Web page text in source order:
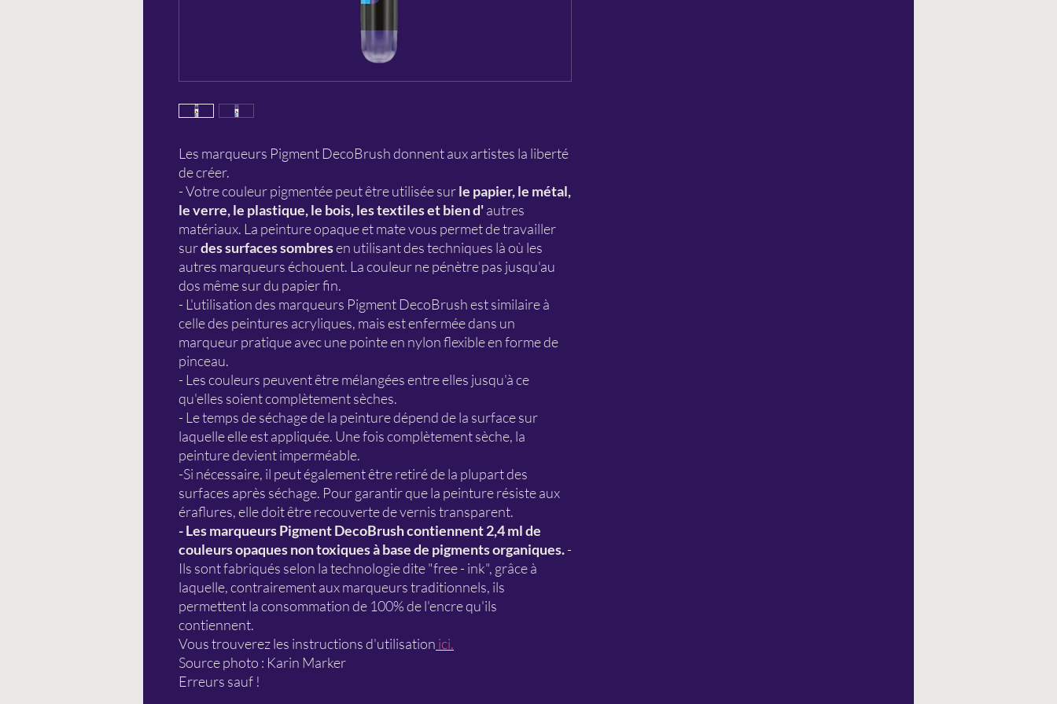
Les marqueurs Pigment DecoBrush donnent aux artistes la liberté
de créer.
- Votre couleur pigmentée peut être utilisée surle papier, le métal,
le verre, le plastique, le bois, les textiles et bien d' autres
matériaux. La peinture opaque et mate vous permet de travailler
surdes surfaces sombresen utilisant des techniques là où les
autres marqueurs échouent. La couleur ne pénètre pas jusqu'au
dos même sur du papier fin.
- L'utilisation des marqueurs Pigment DecoBrush est similaire à
celle des peintures acryliques, mais est enfermée dans un
marqueur pratique avec une pointe en nylon flexible en forme de
pinceau.
- Les couleurs peuvent être mélangées entre elles jusqu'à ce
qu'elles soient complètement sèches.
- Le temps de séchage de la peinture dépend de la surface sur
laquelle elle est appliquée. Une fois complètement sèche, la
peinture devient imperméable.
-Si nécessaire, il peut également être retiré de la plupart des
surfaces après séchage. Pour garantir que la peinture résiste aux
éraflures, elle doit être recouverte de vernis transparent.
- Les marqueurs Pigment DecoBrush contiennent 2,4 ml de
couleurs opaques non toxiques à base de pigments organiques.-
Ils sont fabriqués selon la technologie dite "free - ink", grâce à
laquelle, contrairement aux marqueurs traditionnels, ils
permettent la consommation de 100% de l'encre qu'ils
contiennent.
Vous trouverez les instructions d'utilisation ici.
Source photo : Karin Marker
Erreurs sauf !